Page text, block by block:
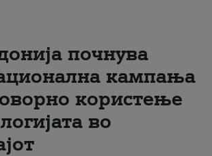
почнува
кампања
користење
во